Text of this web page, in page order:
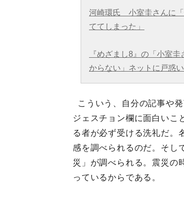
河崎環氏 小室圭さんに「
ててしまった」
『めざまし8』の「小室
からない」ネットに戸惑
こういう、自分の記事や
ジェスチョン欄に面白いこ
る者が必ず受ける洗礼だ。
感を調べられるのだ。そし
災」が調べられる。震災の
っているからである。